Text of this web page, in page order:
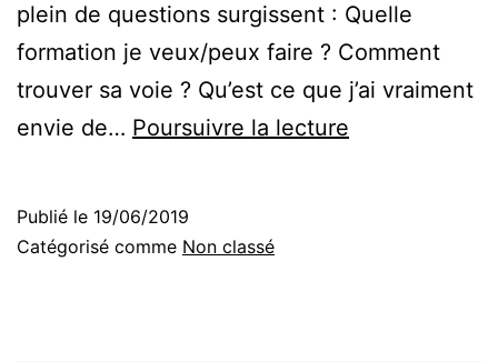
plein de questions surgissent : Quelle
formation je veux/peux faire ? Comment
trouver sa voie ? Qu’est ce que j’ai vraiment
envie de… Poursuivre la lecture
Publié le 19/06/2019
Catégorisé comme Non classé